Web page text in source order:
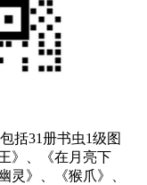
括31册书虫1级图
》、《在月亮下
灵》、《猴爪》、